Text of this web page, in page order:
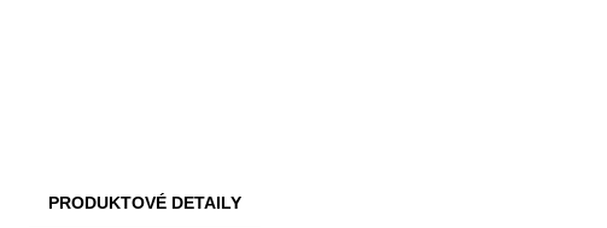
PRODUKTOVÉ DETAILY